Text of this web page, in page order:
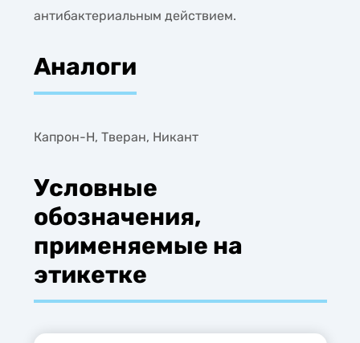
антибактериальным действием.
Аналоги
Капрон-Н, Тверан, Никант
Условные
обозначения,
применяемые на
этикетке